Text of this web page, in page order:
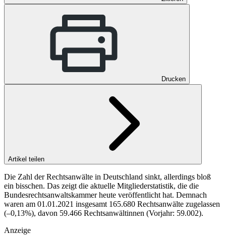
Drucken
Artikel teilen
Die Zahl der Rechtsanwälte in Deutschland sinkt, allerdings bloß
ein bisschen. Das zeigt die aktuelle Mitgliederstatistik, die die
Bundesrechtsanwaltskammer heute veröffentlicht hat. Demnach
waren am 01.01.2021 insgesamt 165.680 Rechtsanwälte zugelassen
(–0,13%), davon 59.466 Rechtsanwältinnen (Vorjahr: 59.002).
Anzeige